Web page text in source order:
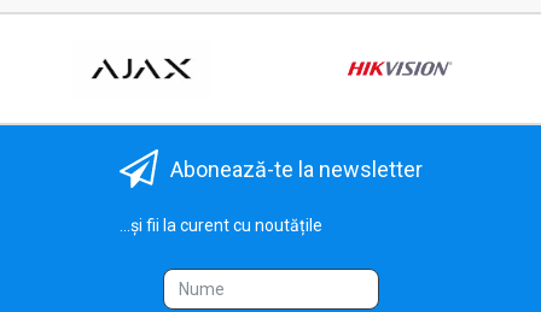
Abonează-te la newsletter
...și fii la curent cu noutățile